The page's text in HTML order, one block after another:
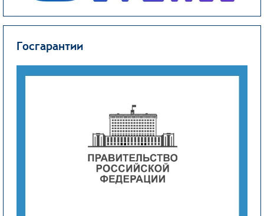
Госгарантии